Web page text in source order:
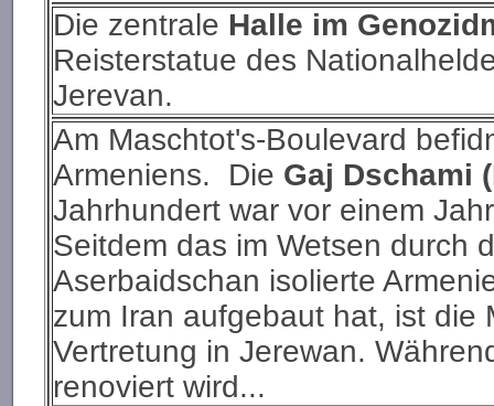
Die zentrale Halle im
Reisterstatue des
Jerevan.
Am Maschtot's-Boulevard
Armeniens. Die Gaj Dschami
Jahrhundert war vor einem
Seitdem das im Wetsen durch
Aserbaidschan isolierte
zum Iran aufgebaut hat, ist die
Vertretung in Jerewan.
renoviert wird...